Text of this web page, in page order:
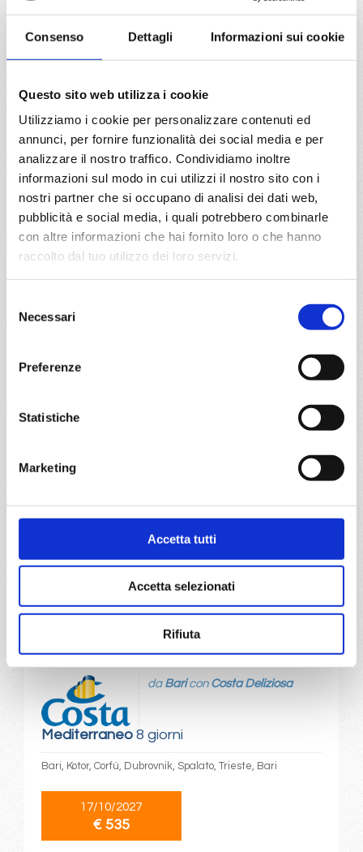
Consenso Dettagli Informazioni sui cookie
Questo sito web utilizza i cookie
Utilizziamo i cookie per personalizzare contenuti ed
annunci, per fornire funzionalità dei social media e per
analizzare il nostro traffico. Condividiamo inoltre
informazioni sul modo in cui utilizzi il nostro sito con i
nostri partner che si occupano di analisi dei dati web,
pubblicità e social media, i quali potrebbero combinarle
con altre informazioni che hai fornito loro o che hanno
raccolto dal tuo utilizzo dei loro servizi.
delNecessari
Preferenze
Statistiche
Marketing
Accetta tutti
Accetta selezionati
Rifiuta
Mediterraneo8 giorni
Napoli, Civitavecchia, Genova, Marsiglia, Barcellona,
23/06/2027
€ 545
30/06/2027
€ 545
a partire da
€ 535
Costa Deliziosa
Trieste, Bari, Kotor, Corfù, Dubrovnik, Spalato, Trieste
16/10/2027
€ 535
a partire da
€ 535
Mediterraneo8 giorni
da Baricon Costa Deliziosa
Bari, Kotor, Corfù, Dubrovnik, Spalato, Trieste, Bari
17/10/2027
€ 535